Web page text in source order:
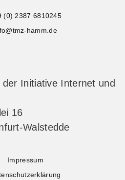
(0) 2387 6810245
hamm.de
Initiative Internet und
16
Walstedde
Impressum